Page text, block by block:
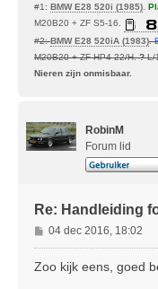
#1: BMW E28 520i (1985)
M20B20 + ZF S5-16.
#2:BMW E28 520iA (1983).
M20B20 + ZF HP4-22/H.?L/
Nieren zijn onmisbaar.
RobinM
Forum lid
Re: Handleiding
B
e
r
04 dec 2016, 18:02
Zoo kijk eens, goed